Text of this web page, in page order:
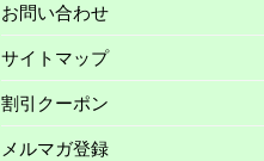
お問い合わせ
サイトマップ
割引クーポン
メルマガ登録